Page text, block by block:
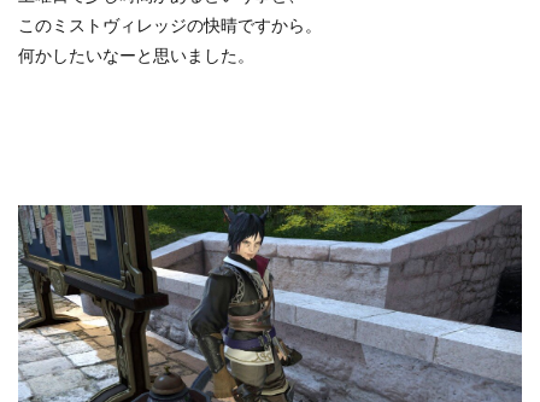
このミストヴィレッジの快晴ですから。
何かしたいなーと思いました。